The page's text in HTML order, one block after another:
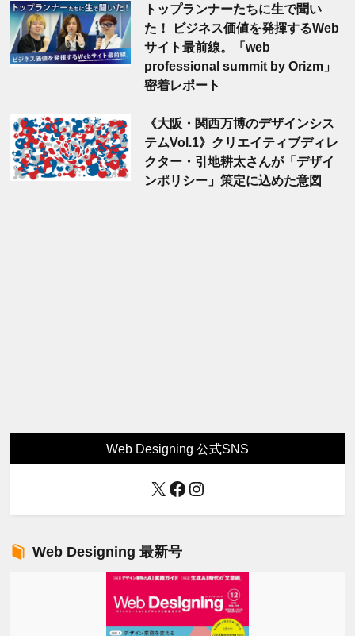
トップランナーたちに生で聞い
た！ ビジネス価値を発揮するWeb
サイト最前線。「web
professional summit by Orizm」
密着レポート
《大阪・関西万博のデザインシス
テムVol.1》クリエイティブディレ
クター・引地耕太さんが「デザイ
ンポリシー」策定に込めた意図
Web Designing 公式SNS
X Facebook
Instagram
Web Designing 最新号